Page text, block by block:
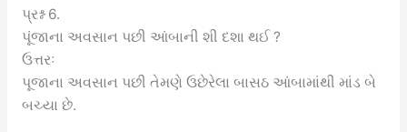
પ્રશ્ન 6.
પૂંજાના અવસાન પછી આંબાની શી દશા થઈ ?
ઉત્તરઃ
પૂજાના અવસાન પછી તેમણે ઉછેરેલા બાસઠ આંબામાંથી માંડ બે
બચ્યા છે.